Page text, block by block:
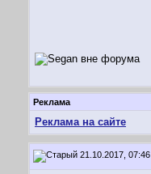
Реклама
Реклама на сайте
21.10.2017, 07:46